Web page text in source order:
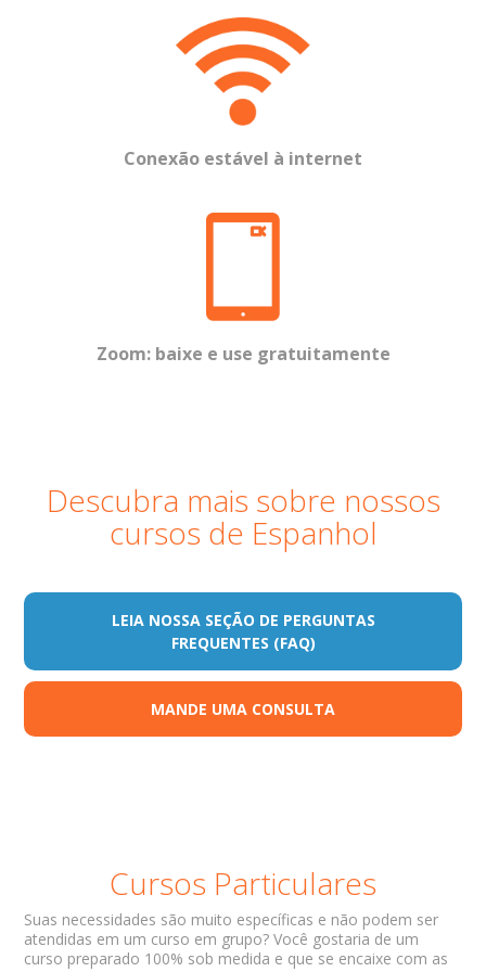
Conexão estável à internet
Zoom: baixe e use gratuitamente
Descubra mais sobre nossos
cursos de Espanhol
LEIA NOSSA SEÇÃO DE PERGUNTAS
FREQUENTES (FAQ)
MANDE UMA CONSULTA
Cursos Particulares
Suas necessidades são muito específicas e não podem ser
atendidas em um curso em grupo? Você gostaria de um
curso preparado 100% sob medida e que se encaixe com as